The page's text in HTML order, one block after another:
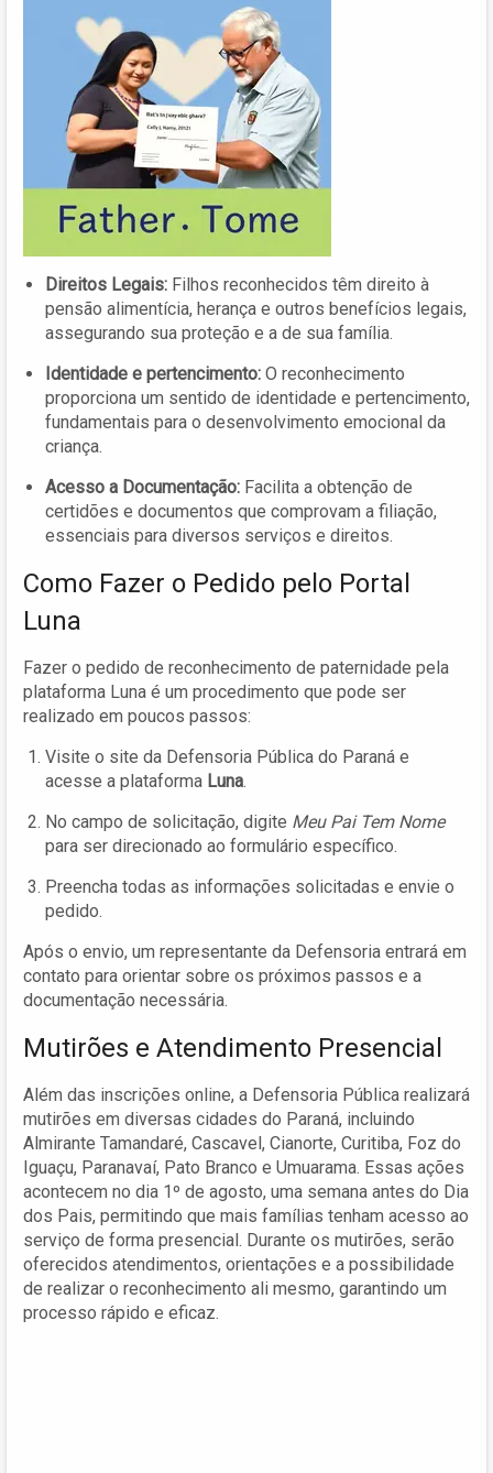
Direitos Legais: Filhos reconhecidos têm direito à
pensão alimentícia, herança e outros benefícios legais,
assegurando sua proteção e a de sua família.
Identidade e pertencimento: O reconhecimento
proporciona um sentido de identidade e pertencimento,
fundamentais para o desenvolvimento emocional da
criança.
Acesso a Documentação: Facilita a obtenção de
certidões e documentos que comprovam a filiação,
essenciais para diversos serviços e direitos.
Como Fazer o Pedido pelo Portal
Luna
Fazer o pedido de reconhecimento de paternidade pela
plataforma Luna é um procedimento que pode ser
realizado em poucos passos:
Visite o site da Defensoria Pública do Paraná e
acesse a plataforma Luna.
No campo de solicitação, digite Meu Pai Tem Nome
para ser direcionado ao formulário específico.
Preencha todas as informações solicitadas e envie o
pedido.
Após o envio, um representante da Defensoria entrará em
contato para orientar sobre os próximos passos e a
documentação necessária.
Mutirões e Atendimento Presencial
Além das inscrições online, a Defensoria Pública realizará
mutirões em diversas cidades do Paraná, incluindo
Almirante Tamandaré, Cascavel, Cianorte, Curitiba, Foz do
Iguaçu, Paranavaí, Pato Branco e Umuarama. Essas ações
acontecem no dia 1º de agosto, uma semana antes do Dia
dos Pais, permitindo que mais famílias tenham acesso ao
serviço de forma presencial. Durante os mutirões, serão
oferecidos atendimentos, orientações e a possibilidade
de realizar o reconhecimento ali mesmo, garantindo um
processo rápido e eficaz.